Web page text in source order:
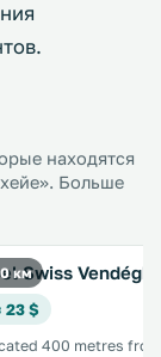
находятся
Больше
0 кмSwiss
23 $
400 metres